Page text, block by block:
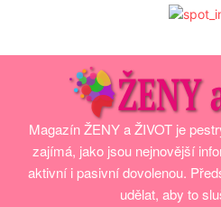
Magazín ŽENY a ŽIVOT je
zajímá, jako jsou nejnovější
aktivní i pasivní dovolenou.
udělat, aby to